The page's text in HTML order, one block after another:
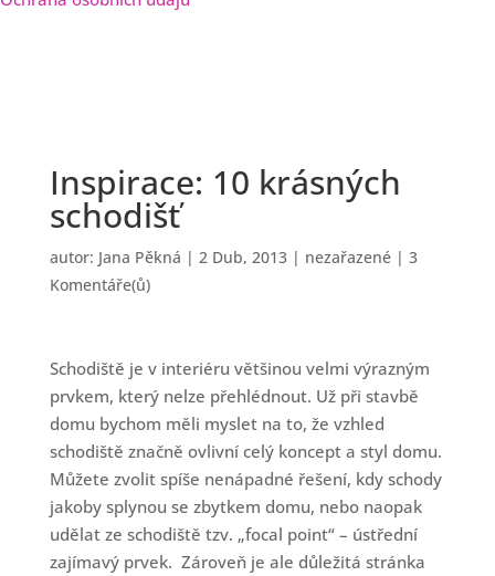
Inspirace: 10 krásných
schodišť
autor: Jana Pěkná | 2 Dub, 2013| nezařazené| 3
Komentáře(ů)
Schodiště je v interiéru většinou velmi výrazným
prvkem, který nelze přehlédnout. Už při stavbě
domu bychom měli myslet na to, že vzhled
schodiště značně ovlivní celý koncept a styl domu.
Můžete zvolit spíše nenápadné řešení, kdy schody
jakoby splynou se zbytkem domu, nebo naopak
udělat ze schodiště tzv. „focal point“ – ústřední
zajímavý prvek. Zároveň je ale důležitá stránka